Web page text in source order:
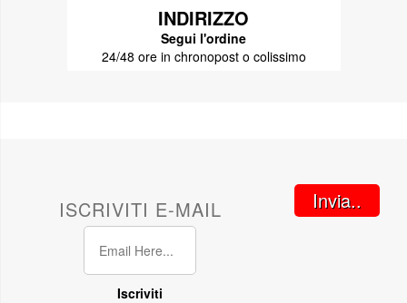
INDIRIZZO
Segui l'ordine
24/48 ore in chronopost o colissimo
ISCRIVITI E-MAIL
Iscriviti
Invia..